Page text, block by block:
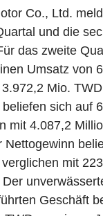
Co., Ltd.
und die
das zweite
Umsatz von
Mio.
sich auf
mit 4.087,2
Nettogewinn
mit
Geschäft